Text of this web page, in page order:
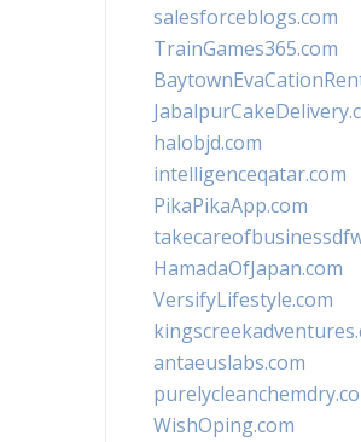
salesforceblogs.com
TrainGames365.com
halobjd.com
intelligenceqatar.com
PikaPikaApp.com
HamadaOfJapan.com
VersifyLifestyle.com
antaeuslabs.com
WishOping.com